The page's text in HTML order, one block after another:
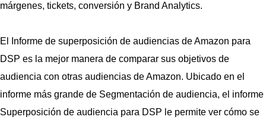
márgenes, tickets, conversión y Brand Analytics.
El Informe de superposición de audiencias de Amazon para
DSP es la mejor manera de comparar sus objetivos de
audiencia con otras audiencias de Amazon. Ubicado en el
informe más grande de Segmentación de audiencia, el informe
Superposición de audiencia para DSP le permite ver cómo se